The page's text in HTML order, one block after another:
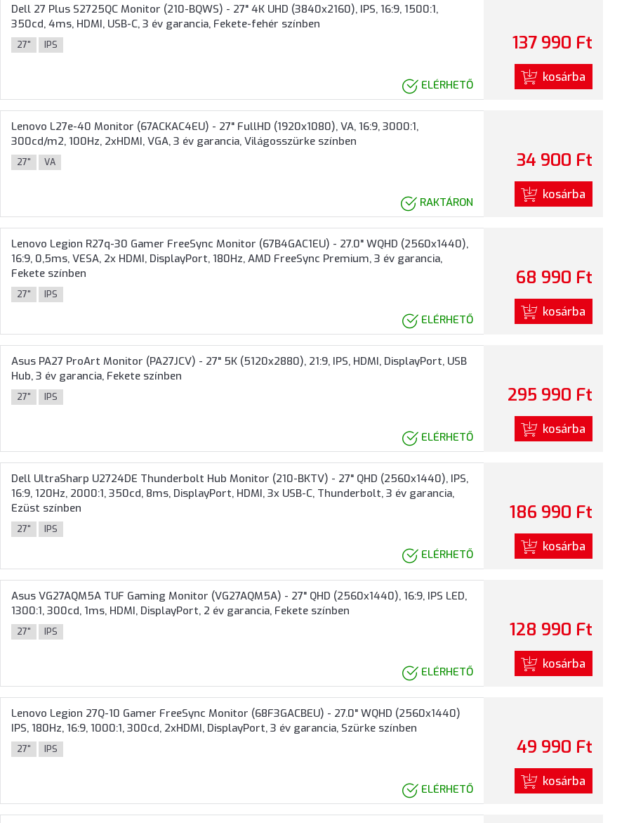
Dell 27 Plus S2725QC Monitor (210-BQWS) - 27" 4K UHD (3840x2160), IPS, 16:9, 1500:1,
350cd, 4ms, HDMI, USB-C, 3 év garancia, Fekete-fehér színben
27" IPS
ELÉRHETŐ
137 990 Ft
kosárba
Lenovo L27e-40 Monitor (67ACKAC4EU) - 27" FullHD (1920x1080), VA, 16:9, 3000:1,
300cd/m2, 100Hz, 2xHDMI, VGA, 3 év garancia, Világosszürke színben
27" VA
RAKTÁRON
34 900 Ft
kosárba
Lenovo Legion R27q-30 Gamer FreeSync Monitor (67B4GAC1EU) - 27.0" WQHD (2560x1440),
16:9, 0,5ms, VESA, 2x HDMI, DisplayPort, 180Hz, AMD FreeSync Premium, 3 év garancia,
Fekete színben
27" IPS
ELÉRHETŐ
68 990 Ft
kosárba
Asus PA27 ProArt Monitor (PA27JCV) - 27" 5K (5120x2880), 21:9, IPS, HDMI, DisplayPort, USB
Hub, 3 év garancia, Fekete színben
27" IPS
ELÉRHETŐ
295 990 Ft
kosárba
Dell UltraSharp U2724DE Thunderbolt Hub Monitor (210-BKTV) - 27" QHD (2560x1440), IPS,
16:9, 120Hz, 2000:1, 350cd, 8ms, DisplayPort, HDMI, 3x USB-C, Thunderbolt, 3 év garancia,
Ezüst színben
27" IPS
ELÉRHETŐ
186 990 Ft
kosárba
Asus VG27AQM5A TUF Gaming Monitor (VG27AQM5A) - 27" QHD (2560x1440), 16:9, IPS LED,
1300:1, 300cd, 1ms, HDMI, DisplayPort, 2 év garancia, Fekete színben
27" IPS
ELÉRHETŐ
128 990 Ft
kosárba
Lenovo Legion 27Q-10 Gamer FreeSync Monitor (68F3GACBEU) - 27.0" WQHD (2560x1440)
IPS, 180Hz, 16:9, 1000:1, 300cd, 2xHDMI, DisplayPort, 3 év garancia, Szürke színben
27" IPS
ELÉRHETŐ
49 990 Ft
kosárba